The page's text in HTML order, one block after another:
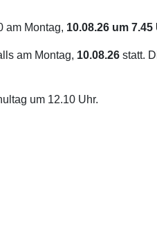
am Montag, 10.08.26 um 7.45
am Montag, 10.08.26 statt.
um 12.10 Uhr.